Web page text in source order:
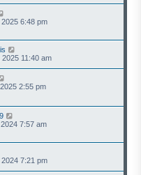
6:48 pm
11:40 am
2:55 pm
7:57 am
7:21 pm